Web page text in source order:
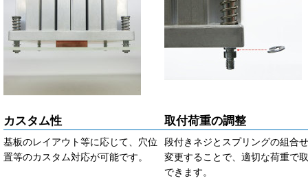
カスタム性
基板のレイアウト等に応じて、穴位
置等のカスタム対応が可能です。
取付荷重の調整
段付きネジとスプリングの組合
変更することで、適切な荷重で
できます。